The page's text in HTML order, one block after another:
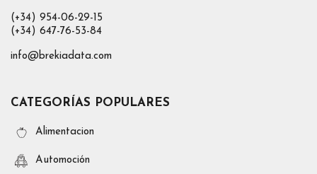
(+34) 954-06-29-15
(+34) 647-76-53-84
info@brekiadata.com
CATEGORÍAS POPULARES
Alimentacion
Automoción